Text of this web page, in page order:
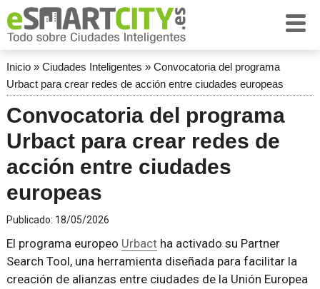
Inicio» Ciudades Inteligentes » Convocatoria del programa
Urbact para crear redes de acción entre ciudades europeas
Convocatoria del programa
Urbact para crear redes de
acción entre ciudades
europeas
Publicado: 18/05/2026
El programa europeo Urbactha activado su Partner
Search Tool, una herramienta diseñada para facilitar la
creación de alianzas entre ciudades de la Unión Europea